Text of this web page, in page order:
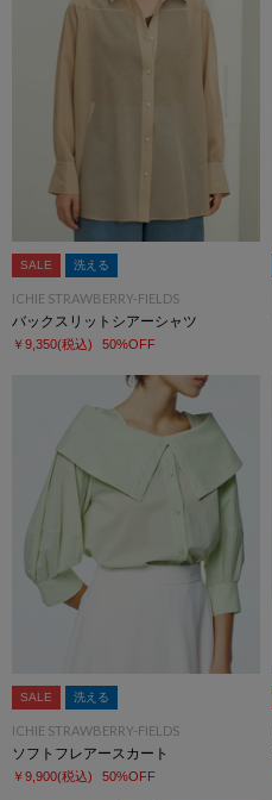
SALE 洗える
ICHIE STRAWBERRY-FIELDS
バックスリットシアーシャツ
￥9,350(税込) 50%OFF
SALE 洗える
ICHIE STRAWBERRY-FIELDS
ソフトフレアースカート
￥9,900(税込) 50%OFF